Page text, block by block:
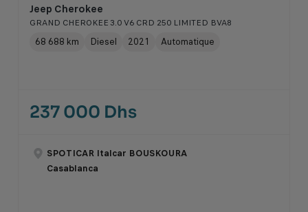
Jeep Cherokee
GRAND CHEROKEE 3.0 V6 CRD 250 LIMITED BVA8
68 688 km Diesel 2021 Automatique
237 000 Dhs
SPOTICAR Italcar BOUSKOURA
Casablanca